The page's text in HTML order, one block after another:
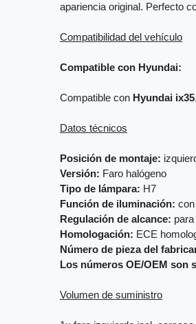
apariencia original. Perfecto
Compatibilidad del vehículo
Compatible con Hyundai:
Compatible con Hyundai ix35
Datos técnicos
Posición de montaje:
Versión: Faro halógeno
Tipo de lámpara: H7
Función de iluminación:
Regulación de alcance:
Homologación: ECE
Número de pieza del
Los números OE/OEM son
Volumen de suministro